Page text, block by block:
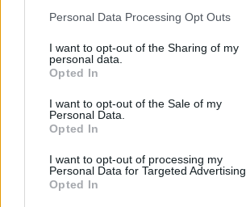
Personal Data Processing Opt Outs
I want to opt-out of the Sharing of my
personal data.
Opted In
I want to opt-out of the Sale of my
Personal Data.
Opted In
I want to opt-out of processing my
Personal Data for Targeted Advertising.
Opted In
wszystkie litery:
Wyszukaj
według
wprowadź
wszystkie